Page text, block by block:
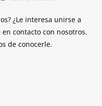
¿Le interesa unirse a
contacto con nosotros.
de conocerle.